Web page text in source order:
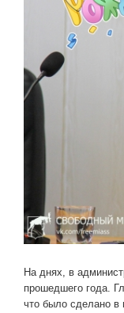
На днях, в
прошедшего года.
что было сделано в